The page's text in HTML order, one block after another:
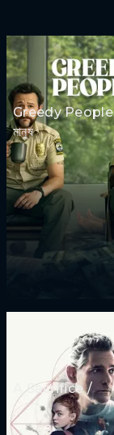
Greedy People /
মানুষ
A Sacrifice /